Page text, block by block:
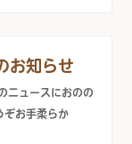
お知らせ
ニュースにおのの
ぞお手柔らか